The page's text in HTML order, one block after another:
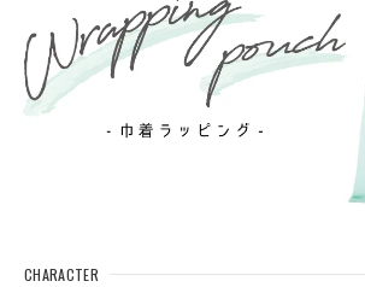
CHARACTER